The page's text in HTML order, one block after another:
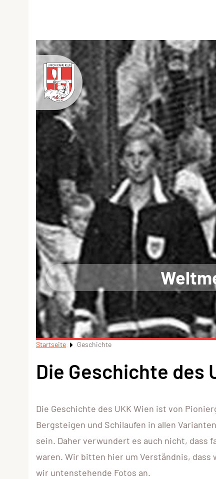
Startseite Geschichte
Die Geschichte des
Die Geschichte des UKK Wien ist von
Bergsteigen und Schilaufen in allen
sein. Daher verwundert es auch nicht, dass
waren. Wir bitten hier um Verständnis,
wir untenstehende Fotos an.